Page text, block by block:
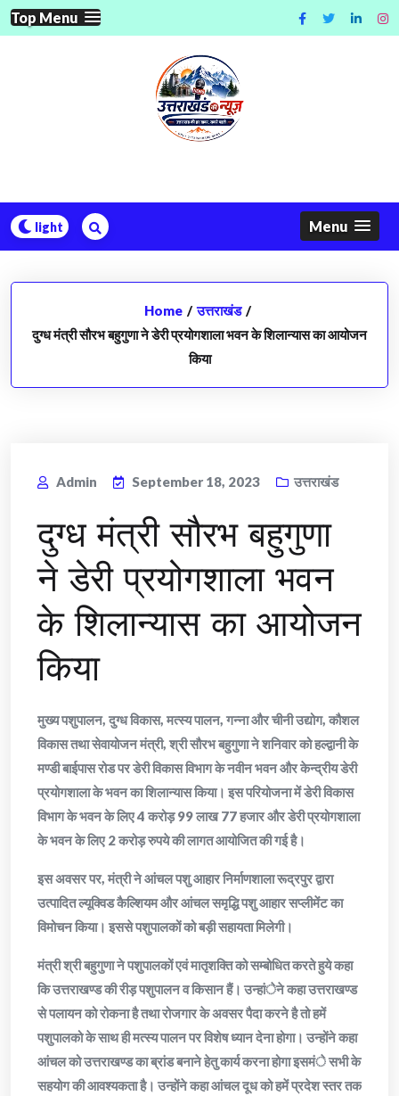
Skip
to
Top Menu
Menu
Home / उत्तराखंड /
दुग्ध मंत्री सौरभ बहुगुणा ने डेरी प्रयोगशाला भवन के शिलान्यास का आयोजन
किया
Admin September 18, 2023 उत्तराखंड
दुग्ध मंत्री सौरभ बहुगुणा
ने डेरी प्रयोगशाला भवन
के शिलान्यास का आयोजन
किया
मुख्य पशुपालन, दुग्ध विकास, मत्स्य पालन, गन्ना और चीनी उद्योग, कौशल
विकास तथा सेवायोजन मंत्री, श्री सौरभ बहुगुणा ने शनिवार को हल्द्वानी के
मण्डी बाईपास रोड पर डेरी विकास विभाग के नवीन भवन और केन्द्रीय डेरी
प्रयोगशाला के भवन का शिलान्यास किया। इस परियोजना में डेरी विकास
विभाग के भवन के लिए 4 करोड़ 99 लाख 77 हजार और डेरी प्रयोगशाला
के भवन के लिए 2 करोड़ रुपये की लागत आयोजित की गई है।
इस अवसर पर, मंत्री ने आंचल पशु आहार निर्माणशाला रूद्रपुर द्वारा
उत्पादित ल्यूक्विड कैल्शियम और आंचल समृद्धि पशु आहार सप्लीमेंट का
विमोचन किया। इससे पशुपालकों को बड़ी सहायता मिलेगी।
मंत्री श्री बहुगुणा ने पशुपालकों एवं मातृशक्ति को सम्बोधित करते हुये कहा
कि उत्तराखण्ड की रीड़ पशुपालन व किसान हैं। उन्हांेने कहा उत्तराखण्ड
से पलायन को रोकना है तथा रोजगार के अवसर पैदा करने है तो हमें
पशुपालको के साथ ही मत्स्य पालन पर विशेष ध्यान देना होगा। उन्होंने कहा
आंचल को उत्तराखण्ड का ब्रांड बनाने हेतु कार्य करना होगा इसमंे सभी के
सहयोग की आवश्यकता है। उन्होंने कहा आंचल दूध को हमें प्रदेश स्तर तक